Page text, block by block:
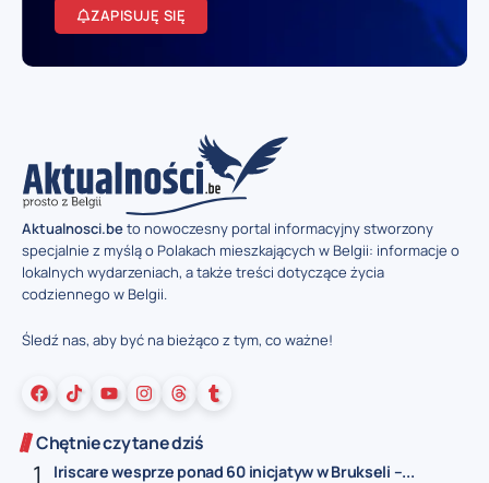
ZAPISUJĘ SIĘ
Aktualnosci.beto nowoczesny portal informacyjny stworzony
specjalnie z myślą o Polakach mieszkających w Belgii: informacje o
lokalnych wydarzeniach, a także treści dotyczące życia
codziennego w Belgii.
Śledź nas, aby być na bieżąco z tym, co ważne!
Chętnie czytane dziś
Iriscare wesprze ponad 60 inicjatyw w Brukseli –...